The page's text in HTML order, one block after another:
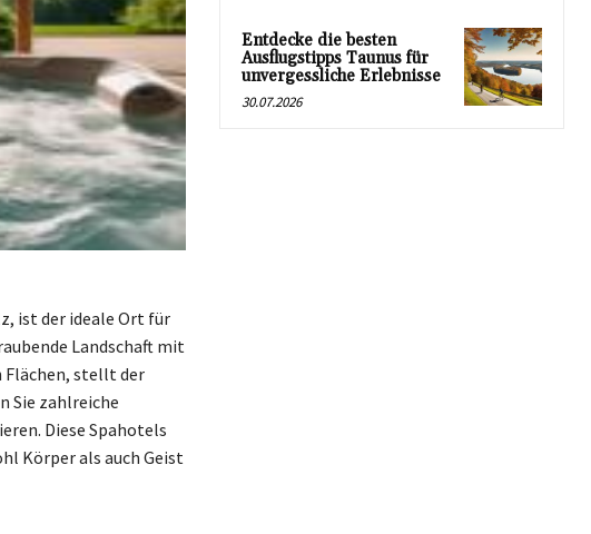
ist der ideale Ort für
Landschaft mit
Flächen, stellt der
Sie zahlreiche
Diese Spahotels
Körper als auch Geist
Entdecke die besten
Ausflugstipps Taunus für
unvergessliche Erlebnisse
30.07.2026